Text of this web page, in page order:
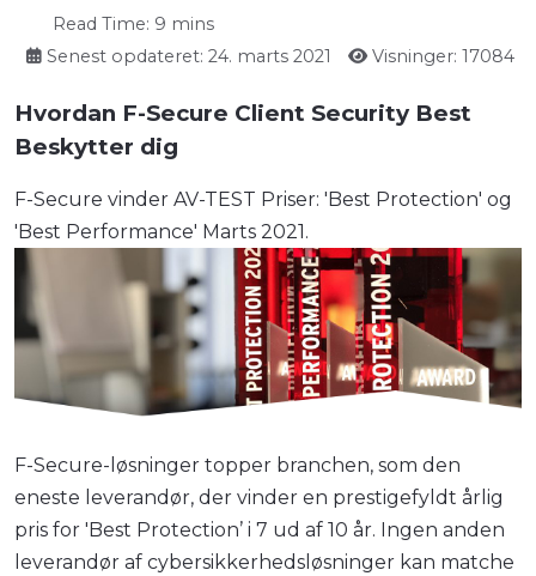
Read Time: 9 mins
Senest opdateret: 24. marts 2021
Visninger: 17084
Hvordan F-Secure Client Security Best
Beskytter dig
F-Secure vinder AV-TEST Priser: 'Best Protection' og
'Best Performance' Marts 2021.
F-Secure-løsninger topper branchen, som den
eneste leverandør, der vinder en prestigefyldt årlig
pris for 'Best Protection’ i 7 ud af 10 år. Ingen anden
leverandør af cybersikkerhedsløsninger kan matche